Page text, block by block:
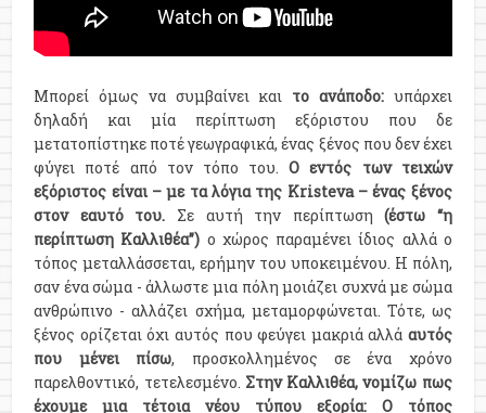
Μπορεί όμως να συμβαίνει και το ανάποδο: υπάρχει
δηλαδή και μία περίπτωση εξόριστου που δε
μετατοπίστηκε ποτέ γεωγραφικά, ένας ξένος που δεν έχει
φύγει ποτέ από τον τόπο του.Ο εντός των τειχών
εξόριστος είναι – με τα λόγια της Kristeva – ένας ξένος
στον εαυτό του. Σε αυτή την περίπτωση(έστω “η
περίπτωση Καλλιθέα”) ο χώρος παραμένει ίδιος αλλά ο
τόπος μεταλλάσσεται, ερήμην του υποκειμένου. Η πόλη,
σαν ένα σώμα - άλλωστε μια πόλη μοιάζει συχνά με σώμα
ανθρώπινο - αλλάζει σχήμα, μεταμορφώνεται. Τότε, ως
ξένος ορίζεται όχι αυτός που φεύγει μακριά αλλά αυτός
που μένει πίσω, προσκολλημένος σε ένα χρόνο
παρελθοντικό, τετελεσμένο. Στην Καλλιθέα, νομίζω πως
έχουμε μια τέτοια νέου τύπου εξορία:
Ο τόπος